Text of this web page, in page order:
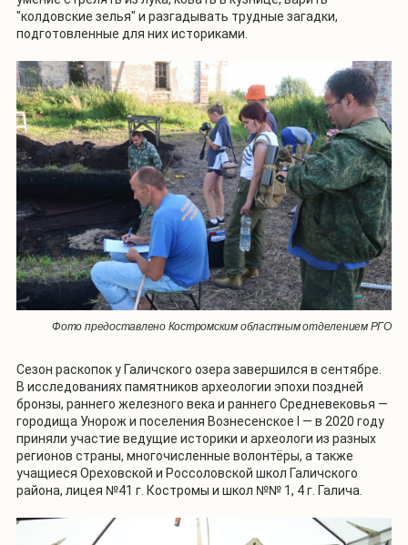
"колдовские зелья" и разгадывать трудные загадки,
подготовленные для них историками.
Фото предоставлено Костромским областным отделением РГО
Сезон раскопок у Галичского озера завершился в сентябре.
В исследованиях памятников археологии эпохи поздней
бронзы, раннего железного века и раннего Средневековья —
городища Унорож и поселения Вознесенское I — в 2020 году
приняли участие ведущие историки и археологи из разных
регионов страны, многочисленные волонтёры, а также
учащиеся Ореховской и Россоловской школ Галичского
района, лицея №41 г. Костромы и школ №№ 1, 4 г. Галича.